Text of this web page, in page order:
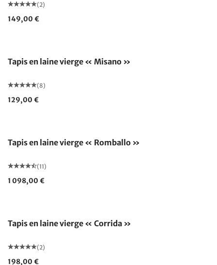
(2)
149,00 €
Tapis en laine vierge « Misano »
(8)
129,00 €
Tapis en laine vierge « Romballo »
(11)
1 098,00 €
Tapis en laine vierge « Corrida »
(2)
198,00 €